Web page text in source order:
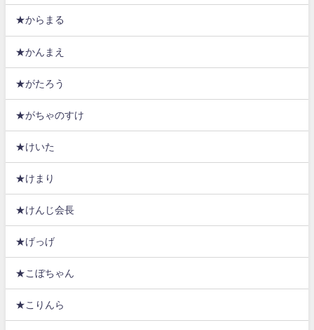
★からまる
★かんまえ
★がたろう
★がちゃのすけ
★けいた
★けまり
★けんじ会長
★げっげ
★こぼちゃん
★こりんら